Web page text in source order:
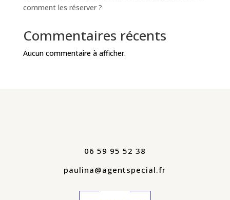
comment les réserver ?
Commentaires récents
Aucun commentaire à afficher.
06 59 95 52 38
paulina@agentspecial.fr